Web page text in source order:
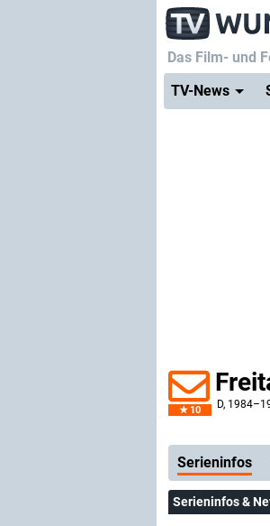
Das Film- und
TV-News
10 D,
Serienticker
Serieninfos
Serieninfos &